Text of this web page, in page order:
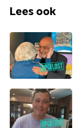
Lees ook